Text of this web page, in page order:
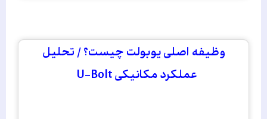
وظیفه اصلی یوبولت چیست؟ / تحلیل
عملکرد مکانیکی U-Bolt